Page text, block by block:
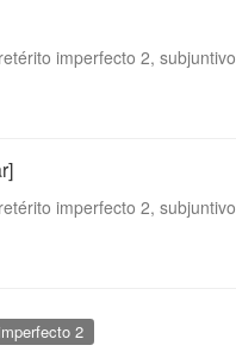
imperfecto 2, subjuntivo
imperfecto 2, subjuntivo
2